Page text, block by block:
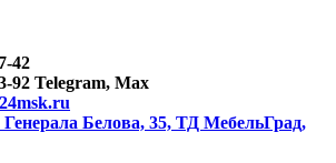
42
92 Telegram, Max
Белова, 35, ТД МебельГрад,